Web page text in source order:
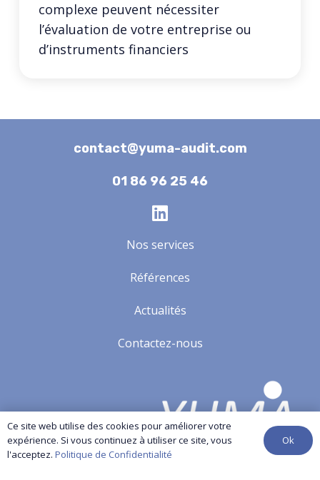
complexe peuvent nécessiter
l’évaluation de votre entreprise ou
d’instruments financiers
01 86 96 25 46
contact@yuma-audit.com
Nos services
Références
Actualités
Contactez-nous
Ce site web utilise des cookies pour améliorer votre
expérience. Si vous continuez à utiliser ce site, vous
l'acceptez. Politique de Confidentialité
Ok